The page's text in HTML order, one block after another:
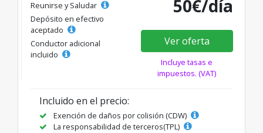
Reunirse y Saludar
Depósito en efectivo
aceptado
Conductor adicional
incluido
50€/día
Ver oferta
Incluye tasas e
impuestos. (VAT)
Incluido en el precio:
Exención de daños por colisión (CDW)
La responsabilidad de terceros(TPL)